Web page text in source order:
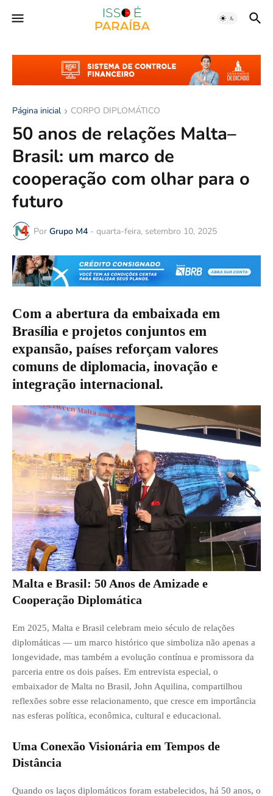
Página inicial CORPO DIPLOMÁTICO
50 anos de relações Malta–
Brasil: um marco de
cooperação com olhar para o
futuro
Por Grupo M4 - quarta-feira, setembro 10, 2025
Com a abertura da embaixada em
Brasília e projetos conjuntos em
expansão, países reforçam valores
comuns de diplomacia, inovação e
integração internacional.
Malta e Brasil: 50 Anos de Amizade e
Cooperação Diplomática
Em 2025, Malta e Brasil celebram meio século de relações
diplomáticas — um marco histórico que simboliza não apenas a
longevidade, mas também a evolução contínua e promissora da
parceria entre os dois países. Em entrevista especial, o
embaixador de Malta no Brasil, John Aquilina, compartilhou
reflexões sobre esse relacionamento, que cresce em importância
nas esferas política, econômica, cultural e educacional.
Uma Conexão Visionária em Tempos de
Distância
Quando os laços diplomáticos foram estabelecidos, há 50 anos, o